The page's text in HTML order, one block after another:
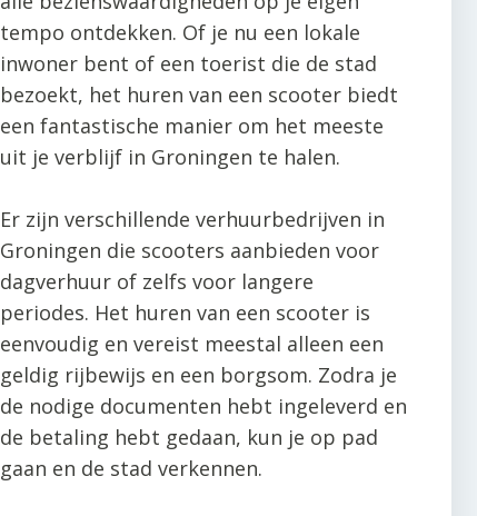
tempo ontdekken. Of je nu een lokale
inwoner bent of een toerist die de stad
bezoekt, het huren van een scooter biedt
een fantastische manier om het meeste
uit je verblijf in Groningen te halen.
Er zijn verschillende verhuurbedrijven in
Groningen die scooters aanbieden voor
dagverhuur of zelfs voor langere
periodes. Het huren van een scooter is
eenvoudig en vereist meestal alleen een
geldig rijbewijs en een borgsom. Zodra je
de nodige documenten hebt ingeleverd en
de betaling hebt gedaan, kun je op pad
gaan en de stad verkennen.